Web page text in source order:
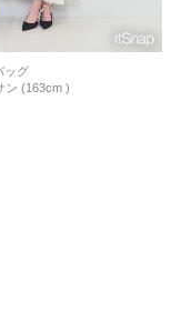
ッグ
ン (163cm )